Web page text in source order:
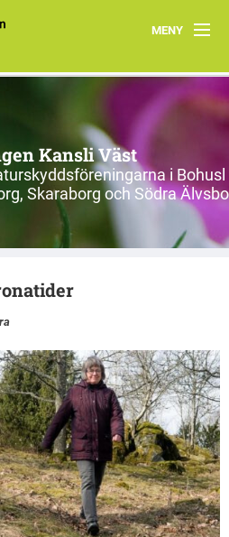
MENY
Hem
Länsförbund och kretsar
Engagera dig
Nätverk i Väst
Kalhygge? Nej tack
Kansli Väst
i Bohusl
Skaraborg och Södra Älvsbo